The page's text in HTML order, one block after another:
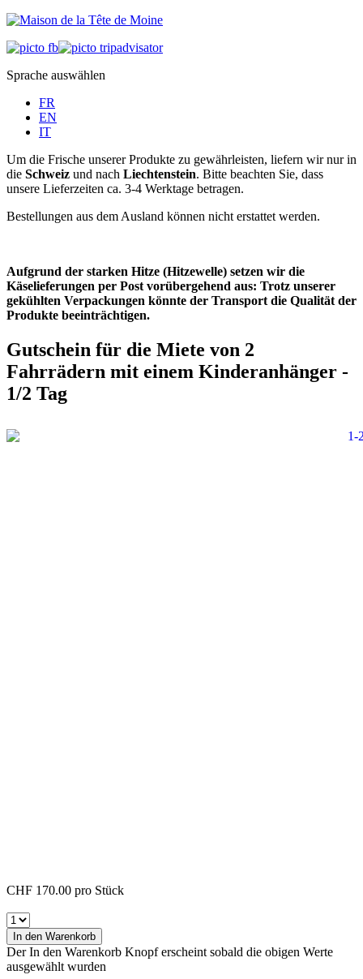
Sprache auswählen
FR
EN
IT
Um die Frische unserer Produkte zu gewährleisten, liefern wir nur in
die Schweiz und nach Liechtenstein. Bitte beachten Sie, dass
unsere Lieferzeiten ca. 3-4 Werktage betragen.
Bestellungen aus dem Ausland können nicht erstattet werden.
Aufgrund der starken Hitze (Hitzewelle) setzen wir die
Käselieferungen per Post vorübergehend aus: Trotz unserer
gekühlten Verpackungen könnte der Transport die Qualität der
Produkte beeinträchtigen.
Gutschein für die Miete von 2
Fahrrädern mit einem Kinderanhänger -
1/2 Tag
CHF 170.00 pro Stück
In den Warenkorb
Der In den Warenkorb Knopf erscheint sobald die obigen Werte
ausgewählt wurden